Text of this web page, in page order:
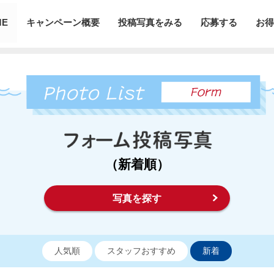
キャンペーン概要 投稿写真をみる 応募する お
（新着順）
写真を探す
人気順 スタッフおすすめ 新着